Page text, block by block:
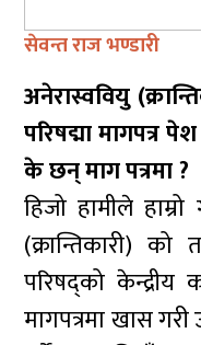
सेवन्त राज भण्डारी
अनेरास्ववियु
परिषद्मा मागपत्र
के छन् माग पत्रमा ?
हिजो हामीले
(क्रान्तिकारी) को
परिषद्को केन्द्रीय
मागपत्रमा खास